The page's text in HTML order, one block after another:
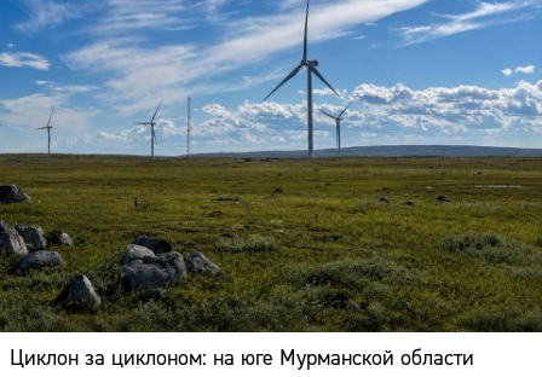
Циклон за циклоном: на юге Мурманской области